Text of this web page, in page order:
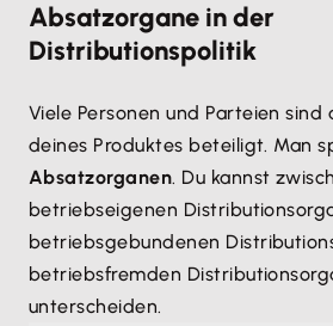
Absatzorgane in der
Distributionspolitik
Viele Personen und Parteien
deines Produktes beteiligt. Man
Absatzorganen. Du kannst
betriebseigenen
betriebsgebundenen
betriebsfremden
unterscheiden.